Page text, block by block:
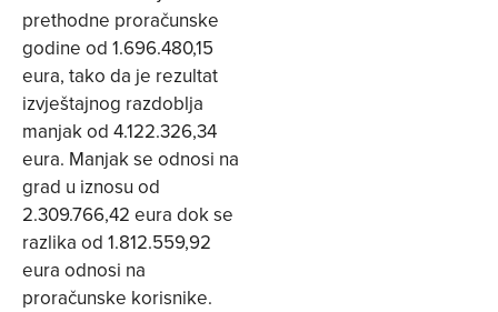
prethodne proračunske
godine od 1.696.480,15
eura, tako da je rezultat
izvještajnog razdoblja
manjak od 4.122.326,34
eura. Manjak se odnosi na
grad u iznosu od
2.309.766,42 eura dok se
razlika od 1.812.559,92
eura odnosi na
proračunske korisnike.